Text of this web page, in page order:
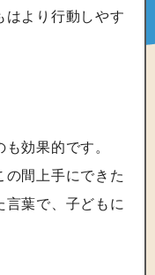
はより行動しやす
効果的です。
の間上手にできた
言葉で、子どもに